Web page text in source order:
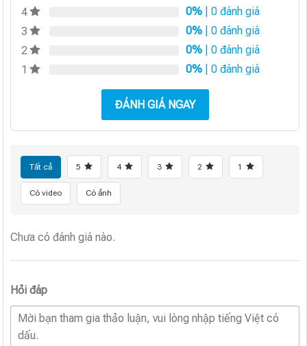
4
0% | 0 đánh giá
3
0% | 0 đánh giá
2
0% | 0 đánh giá
1
0% | 0 đánh giá
ĐÁNH GIÁ NGAY
Tất cả 5 4 3 2 1
Có video Có ảnh
Chưa có đánh giá nào.
Hỏi đáp